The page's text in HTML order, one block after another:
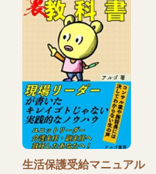
生活保護受給マニュアル